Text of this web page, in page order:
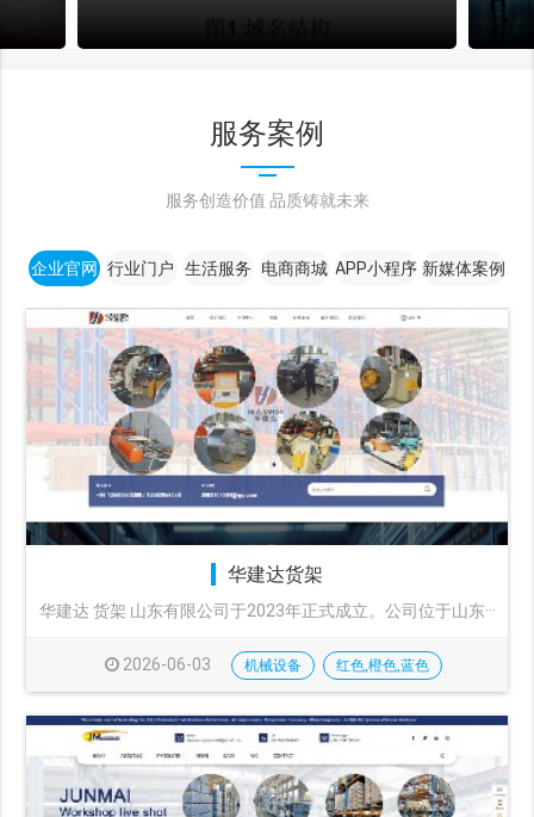
服务案例
服务创造价值 品质铸就未来
企业官网 行业门户 生活服务 电商商城 APP小程序 新媒体案例
华建达货架
华建达 货架 山东有限公司于2023年正式成立。公司位于山东···
2026-06-03 机械设备 红色,橙色,蓝色